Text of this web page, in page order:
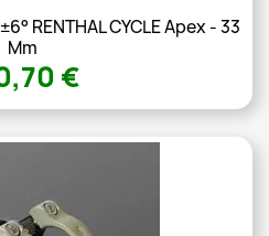
RENTHAL CYCLE Apex - 33
Mm
€